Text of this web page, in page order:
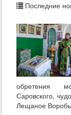
Последние
обретения
Саровского,
Лещаное